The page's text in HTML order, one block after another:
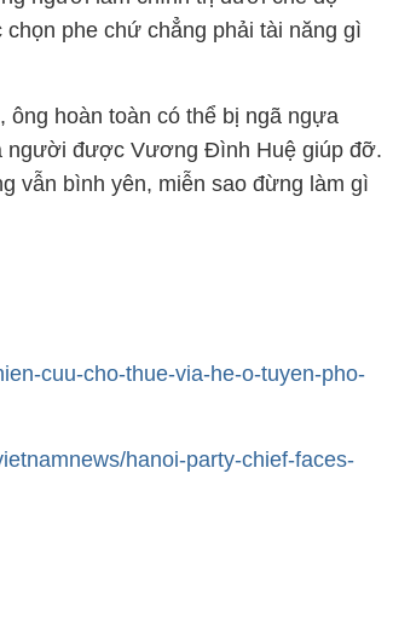
phe chứ chẳng phải tài năng gì
hoàn toàn có thể bị ngã ngựa
người được Vương Đình Huệ giúp đỡ.
vẫn bình yên, miễn sao đừng làm gì
cuu-cho-thue-via-he-o-tuyen-pho-
hanoi-party-chief-faces-